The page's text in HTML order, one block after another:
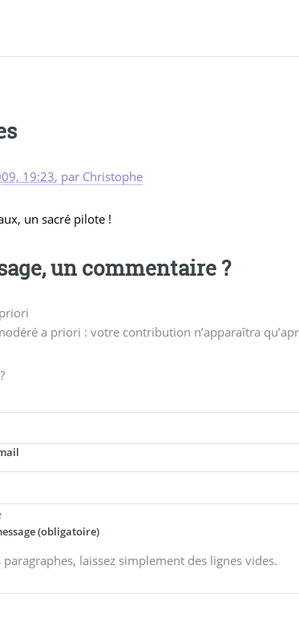
19:23, par Christophe
un sacré pilote !
un commentaire ?
a priori : votre contribution n’apparaîtra
(obligatoire)
paragraphes, laissez simplement des lignes vides.